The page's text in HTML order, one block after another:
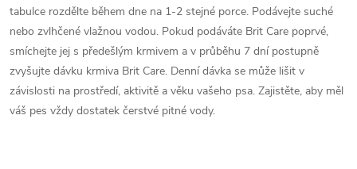
tabulce rozdělte během dne na 1-2 stejné porce. Podávejte suché
nebo zvlhčené vlažnou vodou. Pokud podáváte Brit Care poprvé,
smíchejte jej s předešlým krmivem a v průběhu 7 dní postupně
zvyšujte dávku krmiva Brit Care. Denní dávka se může lišit v
závislosti na prostředí, aktivitě a věku vašeho psa. Zajistěte, aby měl
váš pes vždy dostatek čerstvé pitné vody.